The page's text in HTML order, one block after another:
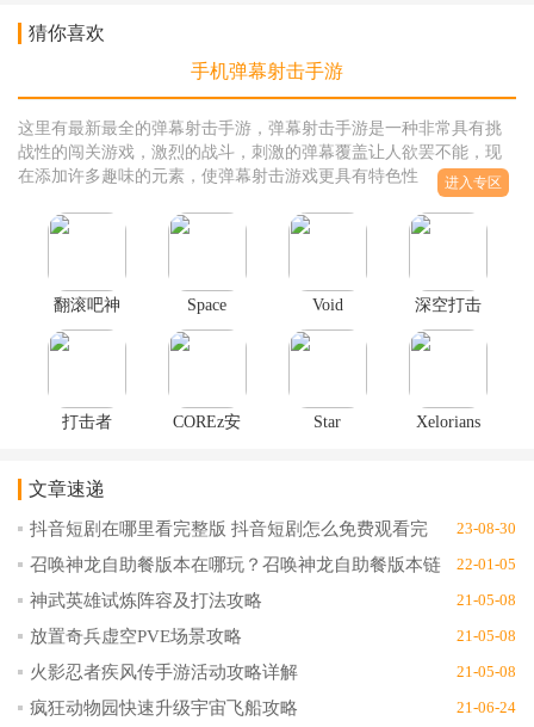
猜你喜欢
手机弹幕射击手游
这里有最新最全的弹幕射击手游，弹幕射击手游是一种非常具有挑
战性的闯关游戏，激烈的战斗，刺激的弹幕覆盖让人欲罢不能，现
在添加许多趣味的元素，使弹幕射击游戏更具有特色性，增加了各
种道具和武器系统，让玩家在游戏中能够体验到最刺激的射击，小
编为大家准备了许多射击手游，总有一款是你喜欢的，有兴趣的玩
进入专区
翻滚吧神
枪手破解
版无限金
Space
Hunter(太
空猎人手
Void
Troopers(虚
空战士官
深空打击
手游1.10
打击者
版1.0.16
COREz安
Star
安卓
版)1.0.2
Xelorians
文章速递
抖音短剧在哪里看完整版 抖音短剧怎么免费观看完
23-08-30
召唤神龙自助餐版本在哪玩？召唤神龙自助餐版本链
22-01-05
神武英雄试炼阵容及打法攻略 21-05-08
放置奇兵虚空PVE场景攻略 21-05-08
火影忍者疾风传手游活动攻略详解 21-05-08
疯狂动物园快速升级宇宙飞船攻略 21-06-24